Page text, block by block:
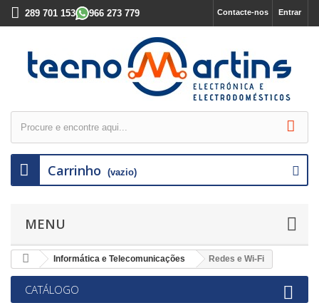
Entrar
Contacte-nos
289 701 153 966 273 779
Carrinho (vazio)
MENU
Informática e Telecomunicações Redes e Wi-Fi
CATÁLOGO